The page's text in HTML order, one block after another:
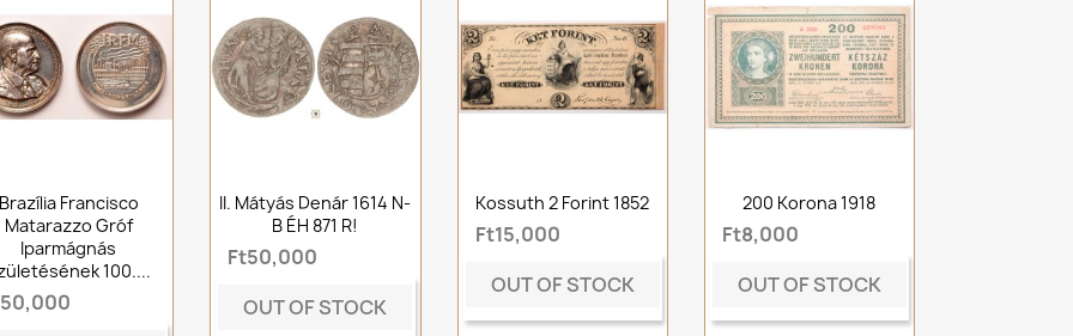
Francisco
Matarazzo Gróf
Iparmágnás
100....
II. Mátyás Denár 1614 N-
B ÉH 871 R!
Ft50,000
OUT OF STOCK
Kossuth 2 Forint 1852
Ft15,000
OUT OF STOCK
200 Korona 1918
Ft8,000
OUT OF STOCK